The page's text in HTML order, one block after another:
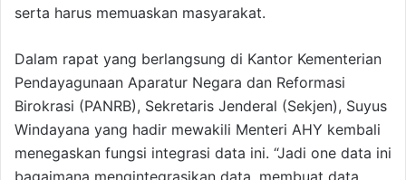
serta harus memuaskan masyarakat.
Dalam rapat yang berlangsung di Kantor Kementerian
Pendayagunaan Aparatur Negara dan Reformasi
Birokrasi (PANRB), Sekretaris Jenderal (Sekjen), Suyus
Windayana yang hadir mewakili Menteri AHY kembali
menegaskan fungsi integrasi data ini. “Jadi one data ini